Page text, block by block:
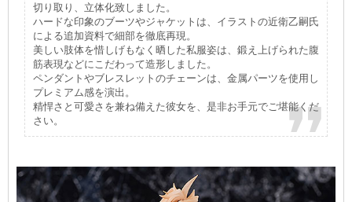
切り取り、立体化致しました。
ハードな印象のブーツやジャケットは、イラストの近衛乙嗣氏
による追加資料で細部を徹底再現。
美しい肢体を惜しげもなく晒した私服姿は、鍛え上げられた腹
筋表現などにこだわって造形しました。
ペンダントやブレスレットのチェーンは、金属パーツを使用し
プレミアム感を演出。
精悍さと可愛さを兼ね備えた彼女を、是非お手元でご堪能くだ
さい。